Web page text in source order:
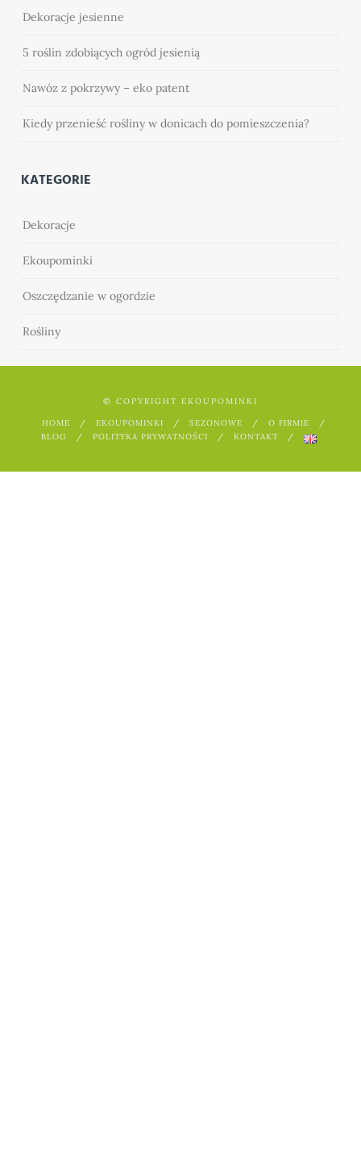
Dekoracje jesienne
5 roślin zdobiących ogród jesienią
Nawóz z pokrzywy – eko patent
Kiedy przenieść rośliny w donicach do pomieszczenia?
KATEGORIE
Dekoracje
Ekoupominki
Oszczędzanie w ogordzie
Rośliny
© COPYRIGHT EKOUPOMINKI
HOME EKOUPOMINKI SEZONOWE
O FIRMIE
BLOG
POLITYKA PRYWATNOŚCI KONTAKT